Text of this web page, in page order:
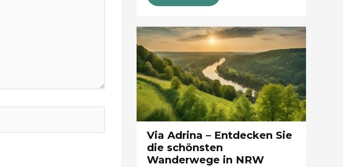
Via Adrina – Entdecken Sie
die schönsten
Wanderwege in NRW